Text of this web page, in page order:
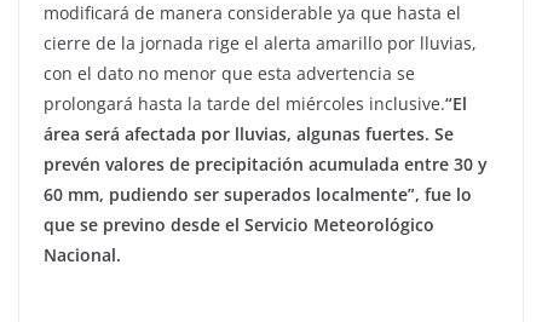
modificará de manera considerable ya que hasta el
cierre de la jornada rige el alerta amarillo por lluvias,
con el dato no menor que esta advertencia se
prolongará hasta la tarde del miércoles inclusive.“El
área será afectada por lluvias, algunas fuertes. Se
prevén valores de precipitación acumulada entre 30 y
60 mm, pudiendo ser superados localmente”, fue lo
que se previno desde el Servicio Meteorológico
Nacional.